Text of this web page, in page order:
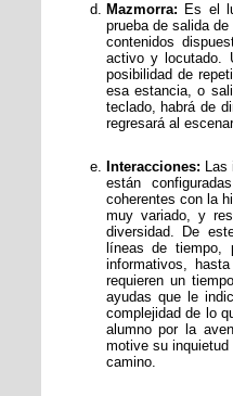
Mazmorra: Es el
prueba de salida
contenidos
activo y locutado.
posibilidad de
esa estancia, o
teclado, habrá de
regresará al
Interacciones: Las
están
coherentes con la
muy variado, y
diversidad. De
líneas de tiempo,
informativos,
requieren un
ayudas que le
complejidad de lo
alumno por la
motive su
camino.